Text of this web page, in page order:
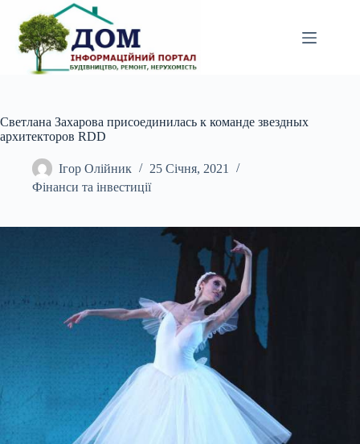
вмісту
Светлана Захарова присоединилась к команде звездных
архитекторов RDD
Ігор Олійник
25 Січня, 2021
Фінанси та інвестиції